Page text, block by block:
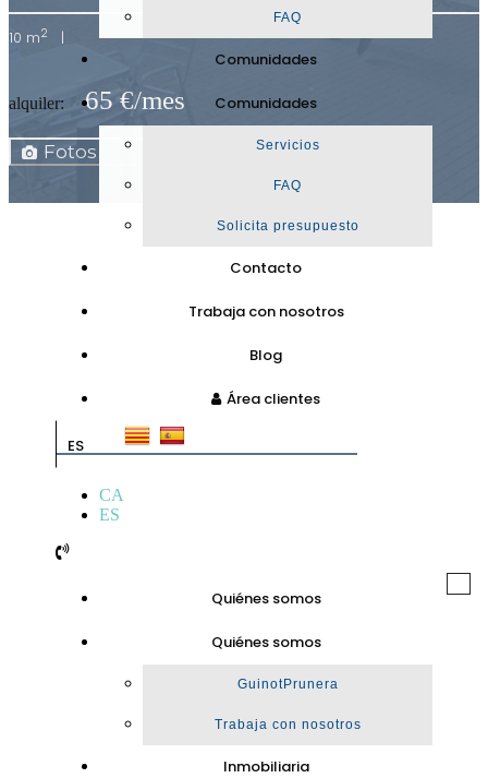
FAQ
Comunidades
Comunidades
Servicios
FAQ
Solicita presupuesto
Contacto
Trabaja con nosotros
Blog
Área clientes
ES
CA
ES
Quiénes somos
Quiénes somos
GuinotPrunera
Trabaja con nosotros
Inmobiliaria
10 m2 |
alquiler: 65 €/mes
Fotos